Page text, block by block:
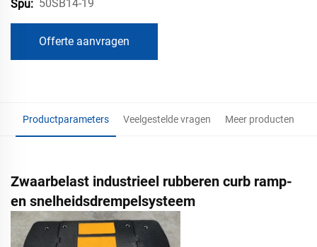
Spu: 50SB14-19
Offerte aanvragen
Productparameters Veelgestelde vragen Meer producten
Zwaarbelast industrieel rubberen curb ramp-
en snelheidsdrempelsysteem